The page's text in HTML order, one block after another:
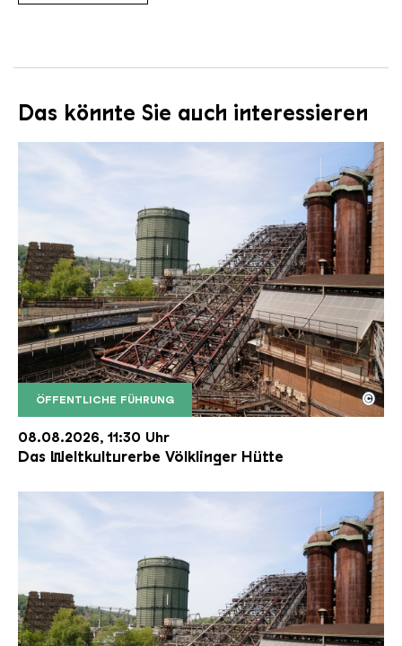
Das könnte Sie auch interessieren
ÖFFENTLICHE FÜHRUNG
Der Erzschrägaufzug der Völklinger Hütte mit
Copyright: Weltkulturerbe Völklinger Hütte | Karl
©
08.08.2026, 11:30 Uhr
Das Weltkulturerbe Völklinger Hütte